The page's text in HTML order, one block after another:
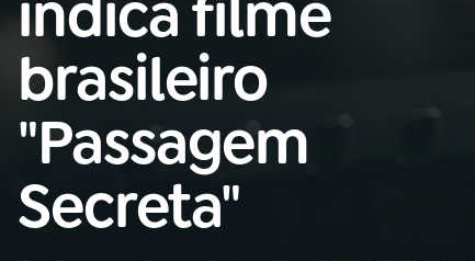
Nacional
01INÍCIO
02A RÁDIO
03PROGRAMAÇÃO
indica filme
brasileiro
"Passagem
Secreta"